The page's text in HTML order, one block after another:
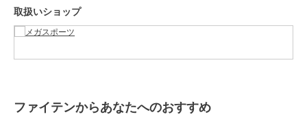
取扱いショップ
ファイテンからあなたへのおすすめ